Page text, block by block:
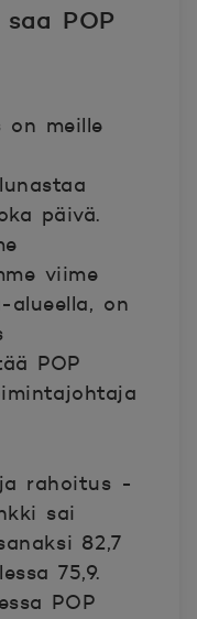
POP
on meille
päivä.
viime
alueella, on
POP
rahoitus -
sai
82,7
75,9.
POP